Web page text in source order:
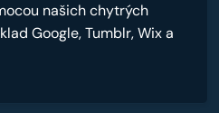
našich chytrých
Google, Tumblr, Wix a